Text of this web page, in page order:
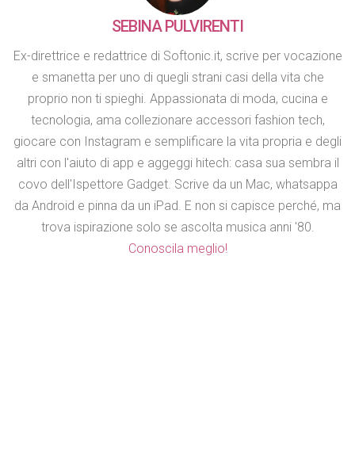
SEBINA PULVIRENTI
Ex-direttrice e redattrice di Softonic.it, scrive per vocazione
e smanetta per uno di quegli strani casi della vita che
proprio non ti spieghi. Appassionata di moda, cucina e
tecnologia, ama collezionare accessori fashion tech,
giocare con Instagram e semplificare la vita propria e degli
altri con l'aiuto di app e aggeggi hitech: casa sua sembra il
covo dell'Ispettore Gadget. Scrive da un Mac, whatsappa
da Android e pinna da un iPad. E non si capisce perché, ma
trova ispirazione solo se ascolta musica anni '80.
Conoscila meglio!